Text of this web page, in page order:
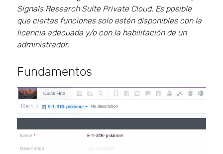
Signals Research Suite Private Cloud. Es posible
que ciertas funciones solo estén disponibles con la
licencia adecuada y/o con la habilitación de un
administrador.
Fundamentos